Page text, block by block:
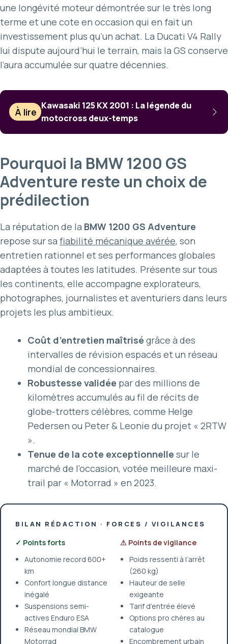
une longévité moteur démontrée sur le très long
terme et une cote en occasion qui en fait un
investissement plus qu’un achat. La Ducati V4 Rally
lui dispute aujourd’hui le terrain, mais la GS conserve
l’aura accumulée sur quatre décennies.
À lire
Kawasaki 125 KX 2001 : La légende du
motocross deux-temps
Pourquoi la BMW 1200 GS
Adventure reste un choix de
prédilection
La réputation de la BMW 1200 GS Adventure
repose sur sa fiabilité mécanique avérée, son
entretien rationnel et ses performances globales
adaptées à toutes les latitudes. Présente sur tous
les continents, elle accompagne explorateurs,
photographes, journalistes et aventuriers dans leurs
projets les plus ambitieux.
Coût d’entretien maîtrisé grâce à des
intervalles de révision espacés et un réseau
mondial de concessionnaires.
Robustesse validée par des millions de
kilomètres accumulés au fil de récits de
globe-trotters célèbres, comme Helge
Pedersen ou Peter & Leonie du projet « 2RTW
».
Tenue de la cote exceptionnelle sur le
marché de l’occasion, votée meilleure maxi-
trail par « Motorrad » en 2023.
BILAN RÉDACTION · FORCES / VIGILANCES
✓ Points forts
Autonomie record 600+
km
Confort longue distance
inégalé
Suspensions semi-
actives Enduro ESA
Réseau mondial BMW
Motorrad
⚠ Points de vigilance
Poids ressenti à l’arrêt
(260 kg)
Hauteur de selle
exigeante
Tarif d’entrée élevé
Options pro chères au
catalogue
Encombrement urbain